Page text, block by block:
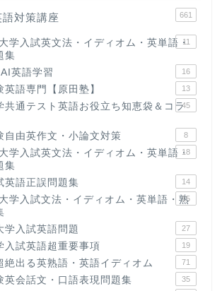
対策講座 661
学入試英文法・イディオム・英単語・
集
11
英語学習 16
英語専門【原田塾】 13
共通テスト英語お役立ち知恵袋＆コラ45
自由英作文・小論文対策 8
学入試英文法・イディオム・英単語・
集
18
英語正誤問題集 14
学入試文法・イディオム・英単語・熟
15
学入試英語問題 27
入試英語超重要事項 19
絶出る英熟語・英語イディオム 71
英会話文・口語表現問題集 35